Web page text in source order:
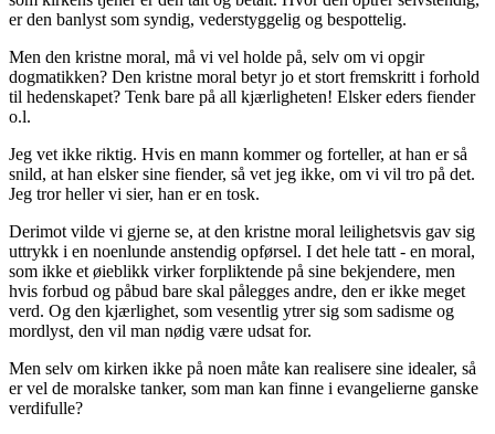
er den banlyst som syndig, vederstyggelig og bespottelig.
Men den kristne moral, må vi vel holde på, selv om vi opgir
dogmatikken? Den kristne moral betyr jo et stort fremskritt i forhold
til hedenskapet? Tenk bare på all kjærligheten! Elsker eders fiender
o.l.
Jeg vet ikke riktig. Hvis en mann kommer og forteller, at han er så
snild, at han elsker sine fiender, så vet jeg ikke, om vi vil tro på det.
Jeg tror heller vi sier, han er en tosk.
Derimot vilde vi gjerne se, at den kristne moral leilighetsvis gav sig
uttrykk i en noenlunde anstendig opførsel. I det hele tatt - en moral,
som ikke et øieblikk virker forpliktende på sine bekjendere, men
hvis forbud og påbud bare skal pålegges andre, den er ikke meget
verd. Og den kjærlighet, som vesentlig ytrer sig som sadisme og
mordlyst, den vil man nødig være udsat for.
Men selv om kirken ikke på noen måte kan realisere sine idealer, så
er vel de moralske tanker, som man kan finne i evangelierne ganske
verdifulle?